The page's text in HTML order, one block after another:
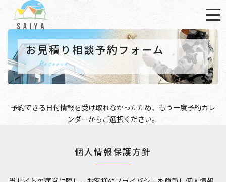
お見積り相談予約フォーム
Reserve
予約できる日付情報を受け取れなかったため、もう一度予約カレ
ンダーからご選択ください。
個人情報保護方針